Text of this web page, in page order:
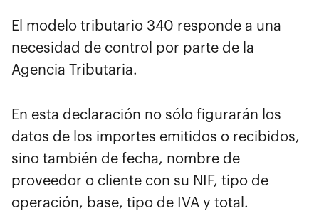
El modelo tributario 340 responde a una
necesidad de control por parte de la
Agencia Tributaria.
En esta declaración no sólo figurarán los
datos de los importes emitidos o recibidos,
sino también de fecha, nombre de
proveedor o cliente con su NIF, tipo de
operación, base, tipo de IVA y total.